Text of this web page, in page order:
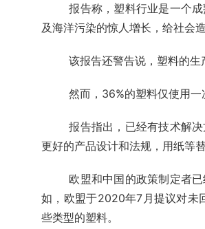
报告称，塑料行业是一个
及海洋污染的惊人增长，给社会
该报告还警告说，塑料的
然而，36%的塑料仅使用
报告指出，已经有技术解
更好的产品设计和法规，用纸等
欧盟和中国的政策制定者
如，欧盟于2020年7月提议对未
些类型的塑料。